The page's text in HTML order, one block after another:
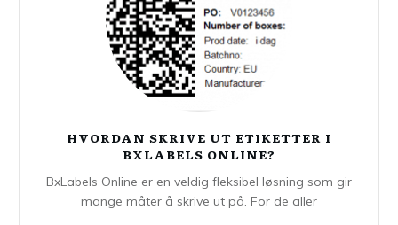
HVORDAN SKRIVE UT ETIKETTER I
BXLABELS ONLINE?
BxLabels Online er en veldig fleksibel løsning som gir
mange måter å skrive ut på. For de aller